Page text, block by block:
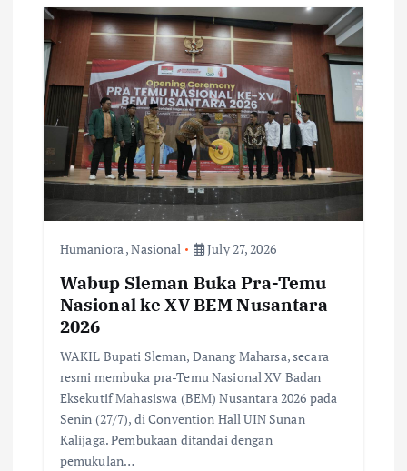
Humaniora,Nasional July 27, 2026
Wabup Sleman Buka Pra-Temu
Nasional ke XV BEM Nusantara
2026
WAKIL Bupati Sleman, Danang Maharsa, secara
resmi membuka pra-Temu Nasional XV Badan
Eksekutif Mahasiswa (BEM) Nusantara 2026 pada
Senin (27/7), di Convention Hall UIN Sunan
Kalijaga. Pembukaan ditandai dengan
pemukulan…